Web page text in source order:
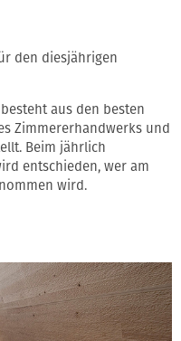
den diesjährigen
aus den besten
Zimmererhandwerks und
Beim jährlich
entschieden, wer am
wird.